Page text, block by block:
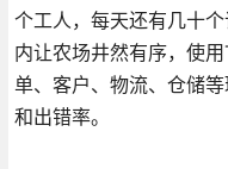
个工人，每天还有几十
内让农场井然有序，使
单、客户、物流、仓储
和出错率。